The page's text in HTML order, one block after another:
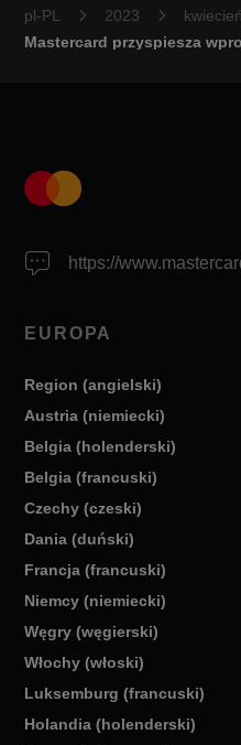
pl-PL
2023
kwiecień
Mastercard przyspiesza
https://
EUROPA
Region (angielski)
Austria (niemiecki)
Belgia (holenderski)
Belgia (francuski)
Czechy (czeski)
Dania (duński)
Francja (francuski)
Niemcy (niemiecki)
Węgry (węgierski)
Włochy (włoski)
Luksemburg (francuski)
Holandia (holenderski)